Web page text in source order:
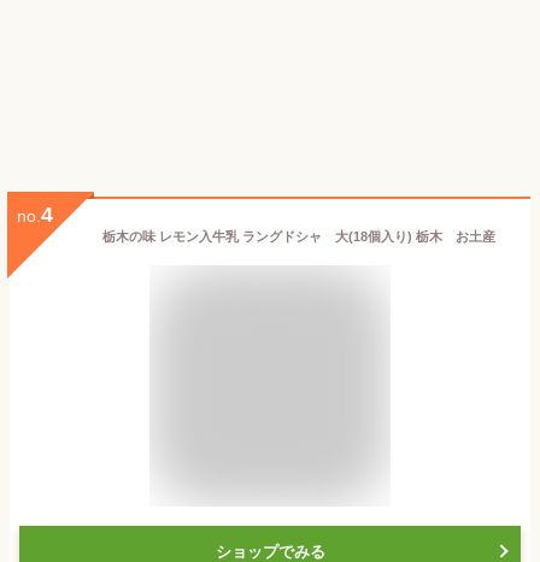
no. 4
栃木の味 レモン入牛乳 ラングドシャ 大(18個入り) 栃木 お土産
ショップでみる